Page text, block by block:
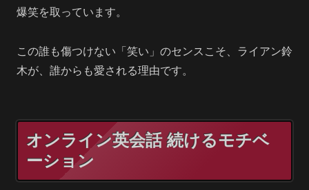
爆笑を取っています。
この誰も傷つけない「笑い」のセンスこそ、ライアン鈴
木が、誰からも愛される理由です。
オンライン英会話 続けるモチベ
ーション